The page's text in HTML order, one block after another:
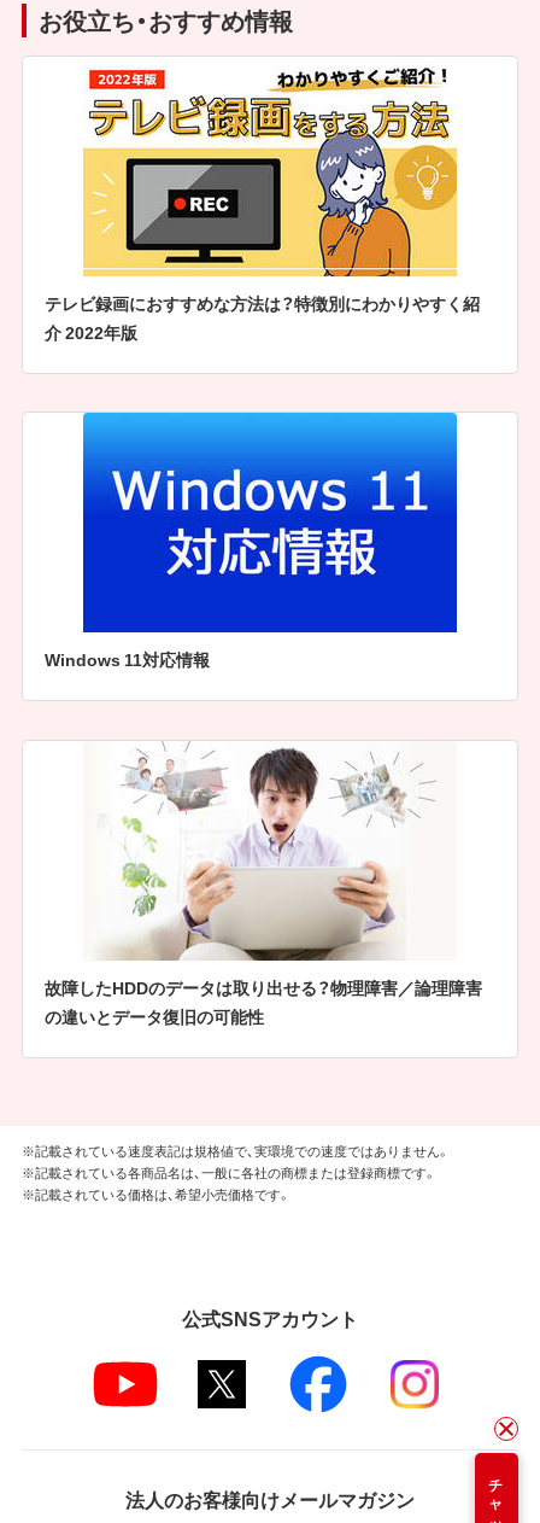
お役立ち・おすすめ情報
テレビ録画におすすめな方法は？特徴別にわかりやすく紹
介 2022年版
Windows 11対応情報
故障したHDDのデータは取り出せる？物理障害／論理障害
の違いとデータ復旧の可能性
※記載されている速度表記は規格値で、実環境での速度ではありません。
※記載されている各商品名は、一般に各社の商標または登録商標です。
※記載されている価格は、希望小売価格です。
公式SNSアカウント
法人のお客様向けメールマガジン